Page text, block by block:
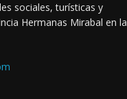
sociales, turísticas y
Hermanas Mirabal en la